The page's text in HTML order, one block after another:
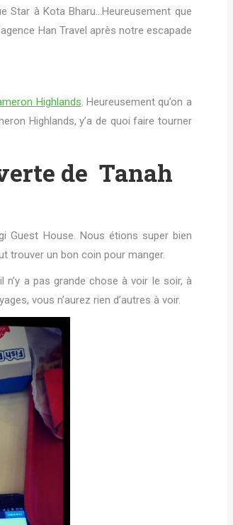
Star à Kota Bharu…Heureusement que
Han Travel après notre escapade
Highlands. Heureusement qu’on a
Highlands, y’a de quoi faire tourner
de Tanah
Guest House. Nous étions super bien
trouver un bon coin pour manger.
a pas grande chose à voir le soir, à
vous n’aurez rien d’autres à voir.